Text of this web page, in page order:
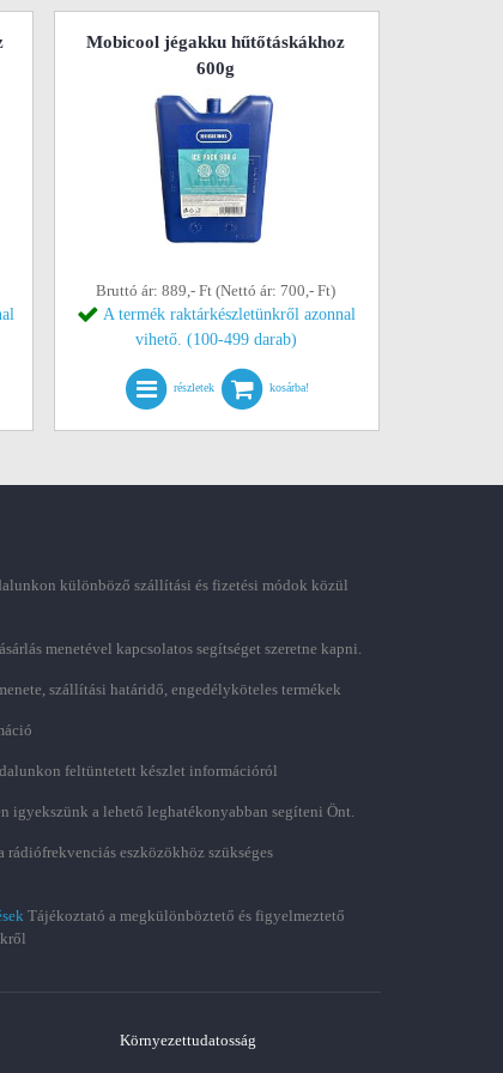
Mobicool jégakku hűtőtáskákhoz
600g
Bruttó ár: 889,- Ft (Nettó ár: 700,- Ft)
A termék raktárkészletünkről azonnal
vihető. (100-499 darab)
részletek kosárba!
különböző szállítási és fizetési módok közül
menetével kapcsolatos segítséget szeretne kapni.
szállítási határidő, engedélyköteles termékek
feltüntetett készlet információról
igyekszünk a lehető leghatékonyabban segíteni Önt.
rádiófrekvenciás eszközökhöz szükséges
Tájékoztató a megkülönböztető és figyelmeztető
Környezettudatosság